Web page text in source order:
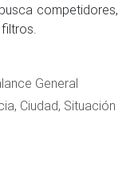
competidores,
General
Ciudad, Situación